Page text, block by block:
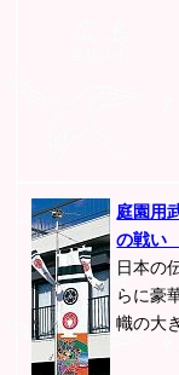
庭園用
の戦い
日本の
らに豪
幟の大